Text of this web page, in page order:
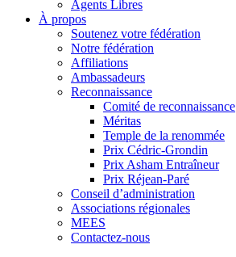
Agents Libres
À propos
Soutenez votre fédération
Notre fédération
Affiliations
Ambassadeurs
Reconnaissance
Comité de reconnaissance
Méritas
Temple de la renommée
Prix Cédric-Grondin
Prix Asham Entraîneur
Prix Réjean-Paré
Conseil d’administration
Associations régionales
MEES
Contactez-nous